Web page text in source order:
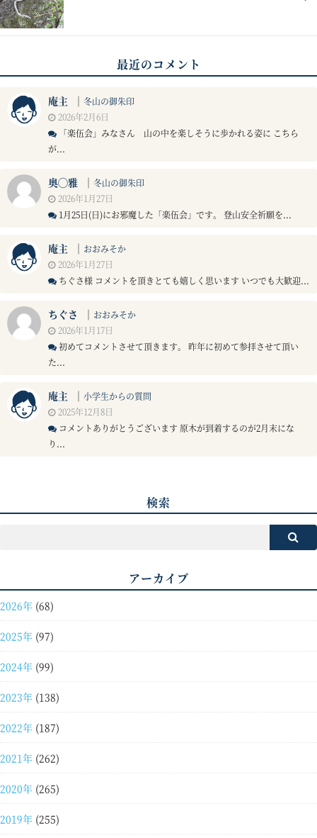
最近のコメント
庵主 ｜ 冬山の御朱印
2026年2月6日
「楽伍会」みなさん 山の中を楽しそうに歩かれる姿に こちら
が...
奥◯雅 ｜ 冬山の御朱印
2026年1月27日
1月25日(日)にお邪魔した「楽伍会」です。 登山安全祈願を...
庵主 ｜ おおみそか
2026年1月27日
ちぐさ様 コメントを頂きとても嬉しく思います いつでも大歓迎...
ちぐさ ｜ おおみそか
2026年1月17日
初めてコメントさせて頂きます。 昨年に初めて参拝させて頂い
た...
庵主 ｜ 小学生からの質問
2025年12月8日
コメントありがとうございます 原木が到着するのが2月末にな
り...
検索
アーカイブ
2026年 (68)
2025年 (97)
2024年 (99)
2023年 (138)
2022年 (187)
2021年 (262)
2020年 (265)
2019年 (255)